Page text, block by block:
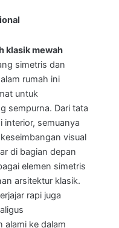
klasik mewah
simetris dan
rumah ini
untuk
sempurna. Dari tata
interior, semuanya
visual
di bagian depan
elemen simetris
arsitektur klasik.
rapi juga
alami ke dalam